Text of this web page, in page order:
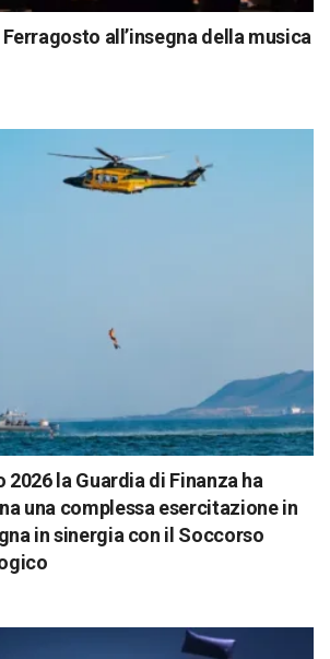
all’insegna della musica
2026 la Guardia di Finanza ha
una complessa esercitazione in
in sinergia con il Soccorso